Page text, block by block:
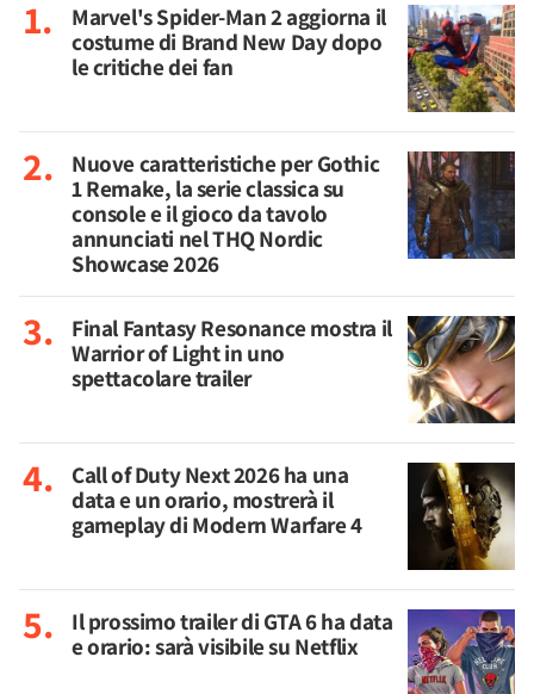
Marvel's Spider-Man 2 aggiorna il
costume di Brand New Day dopo
le critiche dei fan
Nuove caratteristiche per Gothic
1 Remake, la serie classica su
console e il gioco da tavolo
annunciati nel THQ Nordic
Showcase 2026
Final Fantasy Resonance mostra il
Warrior of Light in uno
spettacolare trailer
Call of Duty Next 2026 ha una
data e un orario, mostrerà il
gameplay di Modern Warfare 4
Il prossimo trailer di GTA 6 ha data
e orario: sarà visibile su Netflix